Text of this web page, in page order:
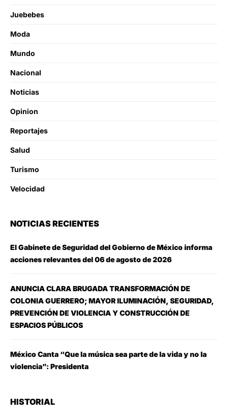
Juebebes
Moda
Mundo
Nacional
Noticias
Opinion
Reportajes
Salud
Turismo
Velocidad
NOTICIAS RECIENTES
El Gabinete de Seguridad del Gobierno de México informa
acciones relevantes del 06 de agosto de 2026
ANUNCIA CLARA BRUGADA TRANSFORMACIÓN DE
COLONIA GUERRERO; MAYOR ILUMINACIÓN, SEGURIDAD,
PREVENCIÓN DE VIOLENCIA Y CONSTRUCCIÓN DE
ESPACIOS PÚBLICOS
México Canta “Que la música sea parte de la vida y no la
violencia”: Presidenta
HISTORIAL